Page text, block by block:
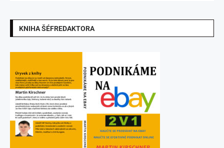
KNIHA ŠÉFREDAKTORA